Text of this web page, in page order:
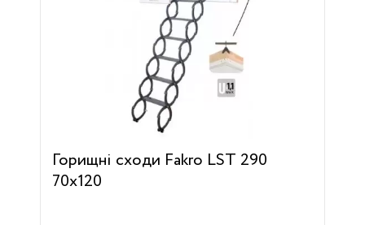
Горищні сходи Fakro LST 290
70х120